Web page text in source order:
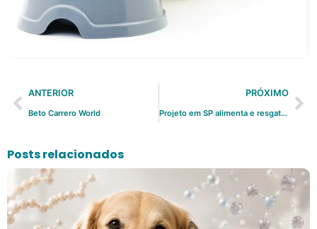
ANTERIOR
Beto Carrero World
PRÓXIMO
Projeto em SP alimenta e resgata animais de rua
Posts relacionados